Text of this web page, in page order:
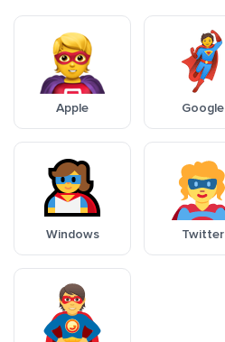
Apple Google
Windows Twitter